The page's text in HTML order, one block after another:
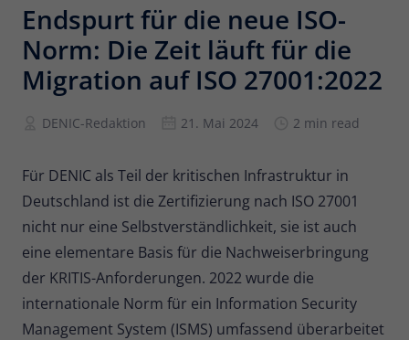
Endspurt für die neue ISO-
Norm: Die Zeit läuft für die
Migration auf ISO 27001:2022
DENIC-Redaktion 21. Mai 2024 2 min read
Für DENIC als Teil der kritischen Infrastruktur in
Deutschland ist die Zertifizierung nach ISO 27001
nicht nur eine Selbstverständlichkeit, sie ist auch
eine elementare Basis für die Nachweiserbringung
der KRITIS-Anforderungen. 2022 wurde die
internationale Norm für ein Information Security
Management System (ISMS) umfassend überarbeitet
Anbieter Matomo
Laufzeit 6 Monate
Zur Speicherung der
Besuch der Website verwendet wurde
Name
Anbieter Matomo
13 Monate